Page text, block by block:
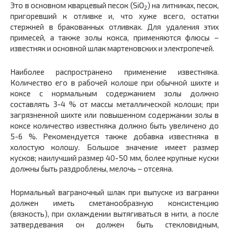
Это в основном кварцевый песок (SiO2) на литниках, песок,
пригоревший к отливке и, что хуже всего, остатки
стержней в бракованных отливках. Для удаления этих
примесей, а также золы кокса, применяются флюсы –
известняк и основной шлак мартеновских и электропечей.
Наиболее распространено применение известняка.
Количество его в рабочей колоше при обычной шихте и
коксе с нормальным содержанием золы должно
составлять 3-4 % от массы металлической колоши; при
загрязненной шихте или повышенном содержании золы в
коксе количество известняка должно быть увеличено до
5-6 %. Рекомендуется также добавка известняка в
холостую колошу. Большое значение имеет размер
кусков; наилучший размер 40-50 мм, более крупные куски
должны быть раздроблены, мелочь – отсеяна.
Нормальный ваграночный шлак при выпуске из вагранки
должен иметь сметанообразную консистенцию
(вязкость), при охлаждении вытягиваться в нити, а после
затвердевания он должен быть стекловидным,